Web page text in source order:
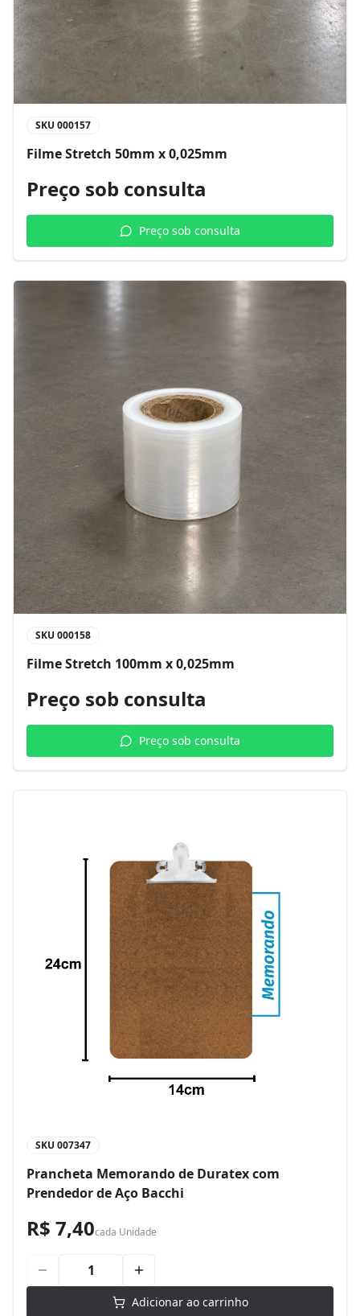
SKU 000157
Filme Stretch 50mm x 0,025mm
Preço sob consulta
Preço sob consulta
SKU 000158
Filme Stretch 100mm x 0,025mm
Preço sob consulta
Preço sob consulta
SKU 007347
Prancheta Memorando de Duratex com
Prendedor de Aço Bacchi
R$ 7,40cada Unidade
Adicionar ao carrinho